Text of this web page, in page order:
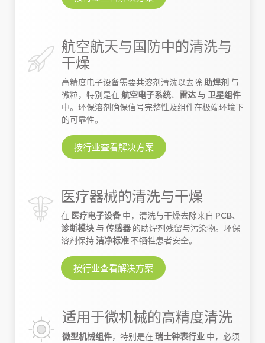
航空航天与国防中的清洗与
干燥
高精度电子设备需要共溶剂清洗以去除 助焊剂 与
微粒，特别是在 航空电子系统、 雷达与 卫星组件
中。环保溶剂确保信号完整性及组件在极端环境下
的可靠性。
按行业查看解决方案
医疗器械的清洗与干燥
在 医疗电子设备 中，清洗与干燥去除来自 PCB、
诊断模块与 传感器 的助焊剂残留与污染物。环保
溶剂保持洁净标准 不牺牲患者安全。
按行业查看解决方案
适用于微机械的高精度清洗
微型机械组件，特别是在 瑞士钟表行业 中，必须